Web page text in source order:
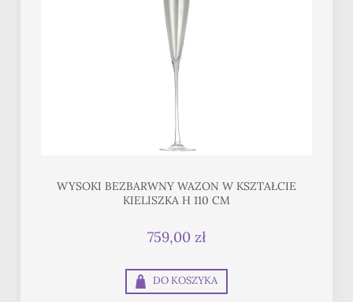
WYSOKI BEZBARWNY WAZON W KSZTAŁCIE
KIELISZKA H 110 CM
759,00 zł
DO KOSZYKA